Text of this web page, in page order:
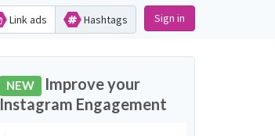
Link ads Hashtags Sign in
NEW Improve your
Instagram Engagement